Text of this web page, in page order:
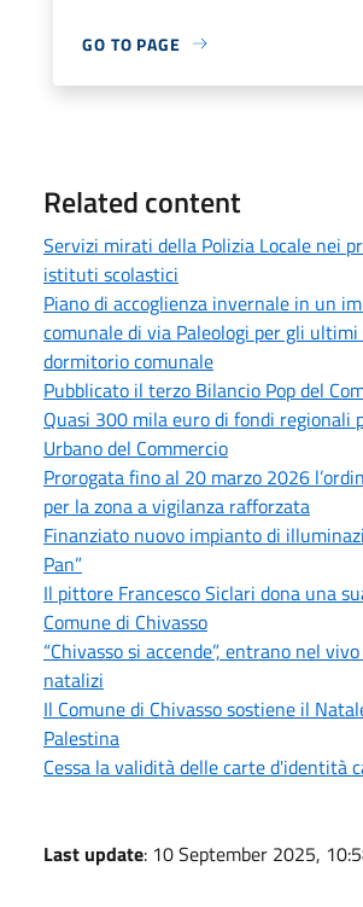
GO TO PAGE
Related content
Servizi mirati della Polizia Locale nei
istituti scolastici
Piano di accoglienza invernale in un
comunale di via Paleologi per gli
dormitorio comunale
Pubblicato il terzo Bilancio Pop del
Quasi 300 mila euro di fondi regionali
Urbano del Commercio
Prorogata fino al 20 marzo 2026
per la zona a vigilanza rafforzata
Finanziato nuovo impianto di
Pan”
Il pittore Francesco Siclari dona una
Comune di Chivasso
“Chivasso si accende”, entrano nel
natalizi
Il Comune di Chivasso sostiene il
Palestina
Cessa la validità delle carte d'identità
Last update: 10 September 2025,